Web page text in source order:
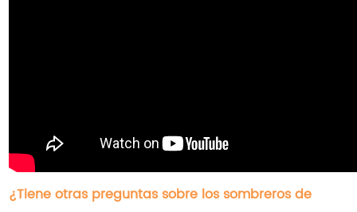
¿Tiene otras preguntas sobre los sombreros de